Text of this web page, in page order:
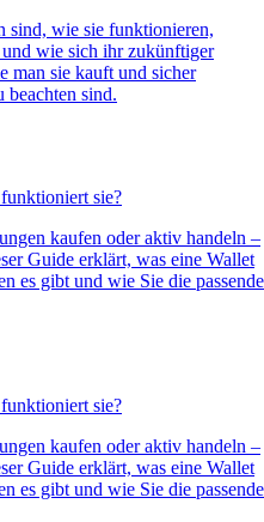
sind, wie sie funktionieren,
wie sich ihr zukünftiger
man sie kauft und sicher
sind.
sie?
kaufen oder aktiv handeln –
Guide erklärt, was eine Wallet
es gibt und wie Sie die passende
sie?
kaufen oder aktiv handeln –
Guide erklärt, was eine Wallet
es gibt und wie Sie die passende